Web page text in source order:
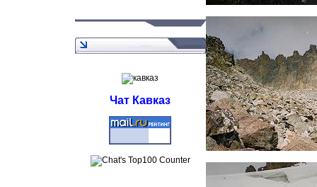
Чат Кавказ